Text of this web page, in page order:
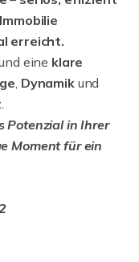
erreicht.
eine klare
, Dynamikund
.
Potenzial in Ihrer
Moment für ein